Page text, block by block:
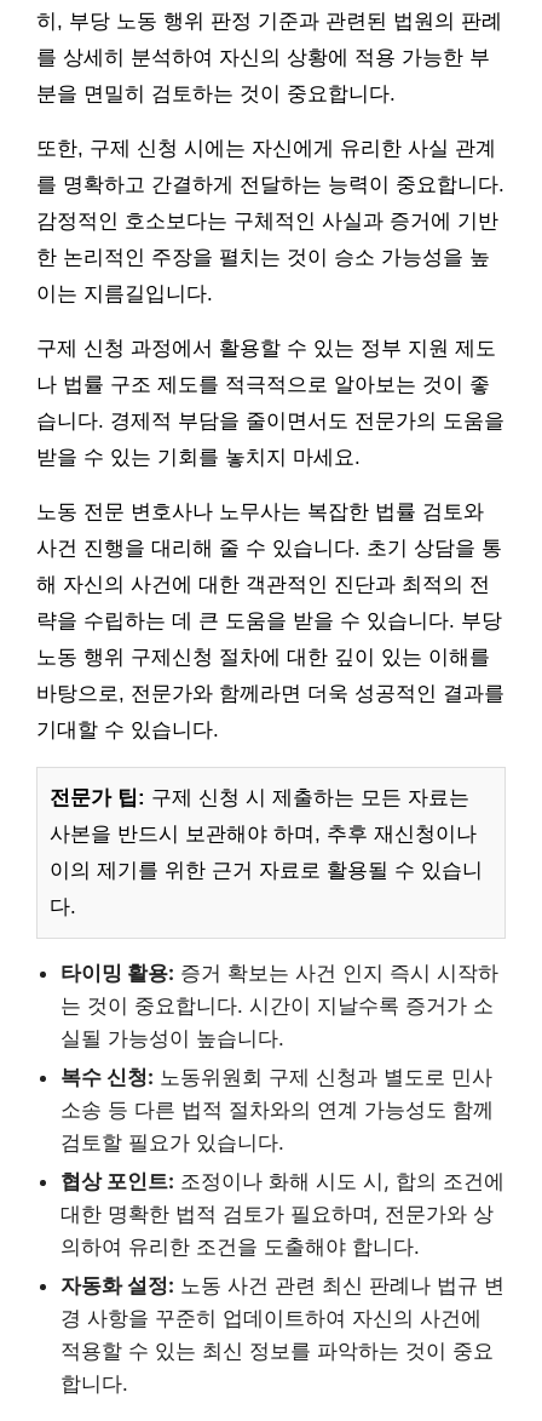
히, 부당 노동 행위 판정 기준과 관련된 법원의 판례
를 상세히 분석하여 자신의 상황에 적용 가능한 부
분을 면밀히 검토하는 것이 중요합니다.
또한, 구제 신청 시에는 자신에게 유리한 사실 관계
를 명확하고 간결하게 전달하는 능력이 중요합니다.
감정적인 호소보다는 구체적인 사실과 증거에 기반
한 논리적인 주장을 펼치는 것이 승소 가능성을 높
이는 지름길입니다.
구제 신청 과정에서 활용할 수 있는 정부 지원 제도
나 법률 구조 제도를 적극적으로 알아보는 것이 좋
습니다. 경제적 부담을 줄이면서도 전문가의 도움을
받을 수 있는 기회를 놓치지 마세요.
노동 전문 변호사나 노무사는 복잡한 법률 검토와
사건 진행을 대리해 줄 수 있습니다. 초기 상담을 통
해 자신의 사건에 대한 객관적인 진단과 최적의 전
략을 수립하는 데 큰 도움을 받을 수 있습니다. 부당
노동 행위 구제신청 절차에 대한 깊이 있는 이해를
바탕으로, 전문가와 함께라면 더욱 성공적인 결과를
기대할 수 있습니다.
전문가 팁: 구제 신청 시 제출하는 모든 자료는
사본을 반드시 보관해야 하며, 추후 재신청이나
이의 제기를 위한 근거 자료로 활용될 수 있습니
다.
타이밍 활용: 증거 확보는 사건 인지 즉시 시작하
는 것이 중요합니다. 시간이 지날수록 증거가 소
실될 가능성이 높습니다.
복수 신청: 노동위원회 구제 신청과 별도로 민사
소송 등 다른 법적 절차와의 연계 가능성도 함께
검토할 필요가 있습니다.
협상 포인트: 조정이나 화해 시도 시, 합의 조건에
대한 명확한 법적 검토가 필요하며, 전문가와 상
의하여 유리한 조건을 도출해야 합니다.
자동화 설정: 노동 사건 관련 최신 판례나 법규 변
경 사항을 꾸준히 업데이트하여 자신의 사건에
적용할 수 있는 최신 정보를 파악하는 것이 중요
합니다.